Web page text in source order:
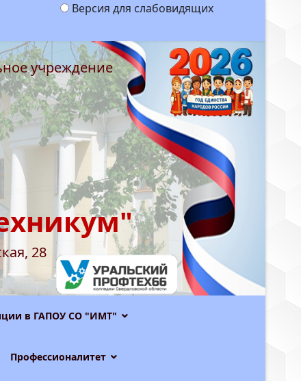
Версия для слабовидящих
учреждение
28
в ГАПОУ СО "ИМТ"
Профессионалитет